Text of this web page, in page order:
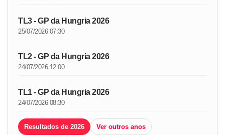
TL3 - GP da Hungria 2026
25/07/2026 07:30
TL2 - GP da Hungria 2026
24/07/2026 12:00
TL1 - GP da Hungria 2026
24/07/2026 08:30
Resultados de 2026 Ver outros anos